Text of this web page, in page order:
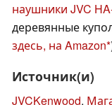
наушники JVC
деревянные
здесь, на Amazon
Источник(и)
JVCKenwood,